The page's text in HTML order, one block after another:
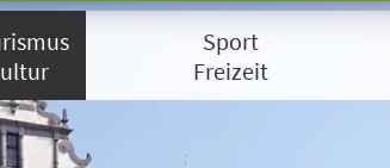
Sport
Freizeit